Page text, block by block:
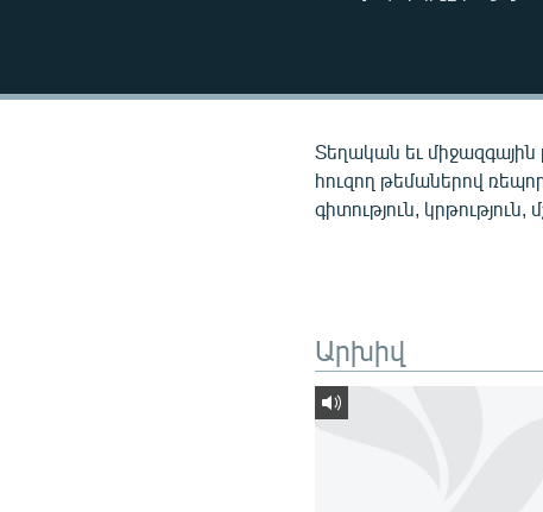
ՍՊՈՐՏ
Տեղական եւ միջազգային
հուզող թեմաներով
գիտություն, կրթություն,
Արխիվ